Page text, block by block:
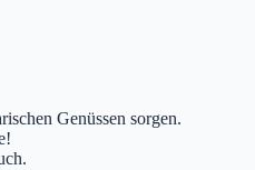
Genüssen sorgen.